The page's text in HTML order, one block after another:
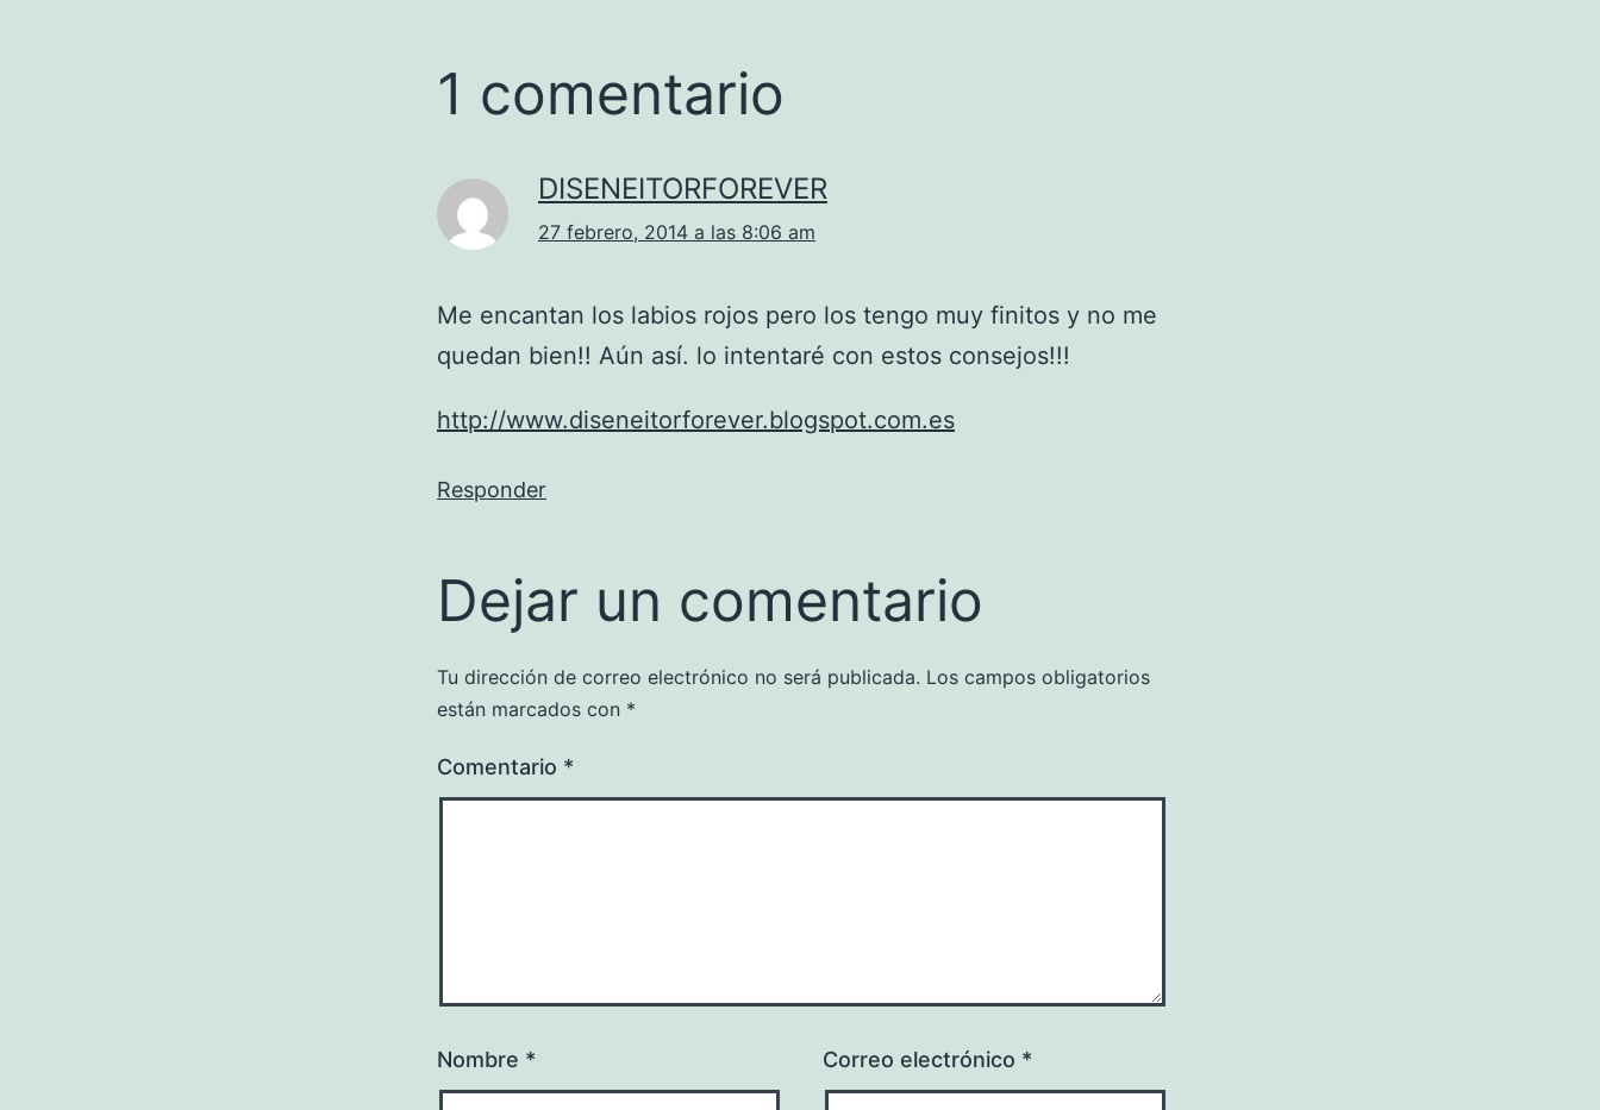
1 comentario
DISENEITORFOREVER
27 febrero, 2014 a las 8:06 am
Me encantan los labios rojos pero los tengo muy finitos y no me
quedan bien!! Aún así. lo intentaré con estos consejos!!!
http://www.diseneitorforever.blogspot.com.es
Responder
Dejar un comentario
Tu dirección de correo electrónico no será publicada. Los campos obligatorios
están marcados con *
Comentario *
Nombre * Correo electrónico *